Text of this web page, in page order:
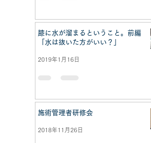
膝に水が溜まるということ。前編
「水は抜いた方がいい？」
2019年1月16日
施術管理者研修会
2018年11月26日